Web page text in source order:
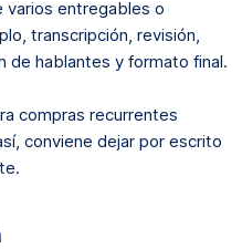
varios entregables o
transcripción, revisión,
de hablantes y formato final.
compras recurrentes
conviene dejar por escrito